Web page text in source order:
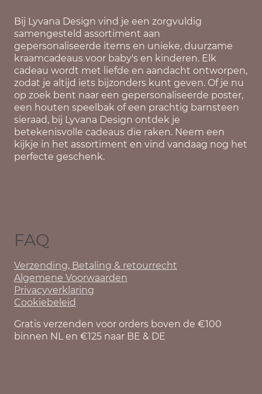
Bij Lyvana Design vind je een zorgvuldig
samengesteld assortiment aan
gepersonaliseerde items en unieke, duurzame
kraamcadeaus voor baby's en kinderen. Elk
cadeau wordt met liefde en aandacht ontworpen,
zodat je altijd iets bijzonders kunt geven. Of je nu
op zoek bent naar een gepersonaliseerde poster,
een houten speelbak of een prachtig barnsteen
sieraad, bij Lyvana Design ontdek je
betekenisvolle cadeaus die raken. Neem een
kijkje in het assortiment en vind vandaag nog het
perfecte geschenk.
FAQ
Verzending, Betaling & retourrecht
Algemene Voorwaarden
Privacyverklaring
Cookiebeleid
Gratis verzenden voor orders boven de €100
binnen NL en €125 naar BE & DE